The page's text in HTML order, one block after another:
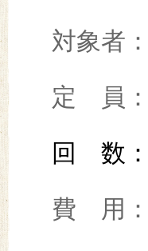
対象者
定 員：
回 数：
費 用：